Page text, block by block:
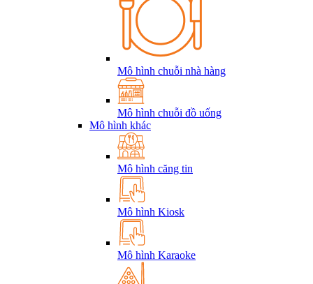
Mô hình chuỗi nhà hàng
Mô hình chuỗi đồ uống
Mô hình khác
Mô hình căng tin
Mô hình Kiosk
Mô hình Karaoke